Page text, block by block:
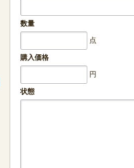
数量
点
購入価格
円
状態